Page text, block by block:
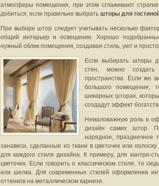
атмосферы помещения, при этом сглаживают
добиться, если правильно выбрать шторы для
При выборе штор следует учитывать несколько
общий интерьер и освещение. Хорошо
нужный облик помещения, создавая стиль, уют и
Если выбирать шторы
стен, можно создать
пространства. Если же
большого помещения,
шикарных шторах,
создадут эффект
Немаловажную роль в
дизайн самих штор.
нарядное, праздничное
занавеси, сделанные из ткани в цветочек или
для каждого стиля дизайна. К примеру, для кантри-
цветочек. Если говорить о классическом стиле, то
или шелка. Для современных стилей оформления
оттенков на металлическом карнизе.